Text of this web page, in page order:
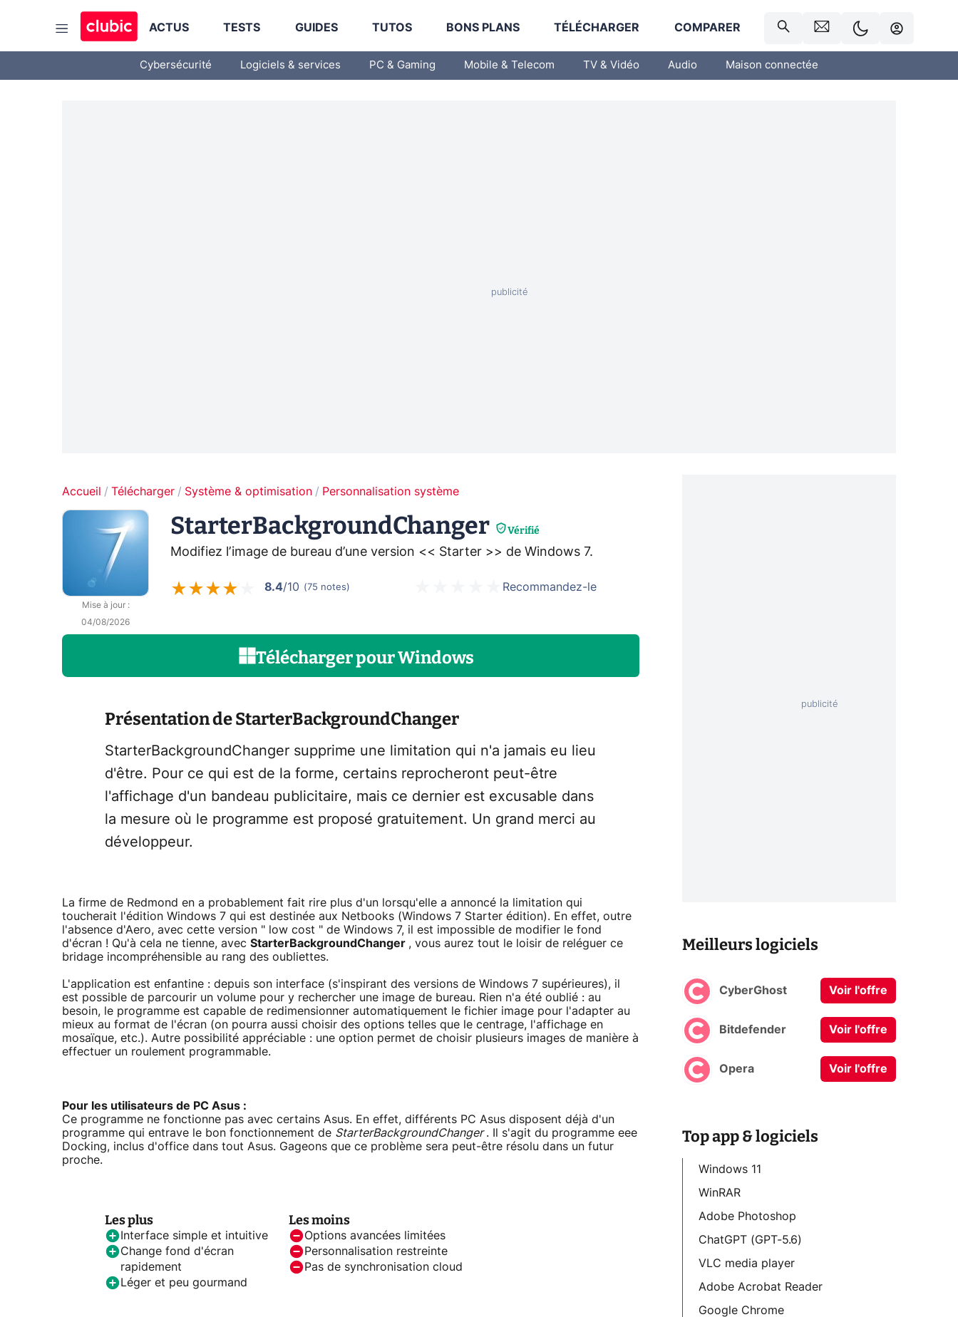
ACTUS TESTS GUIDES TUTOS BONS PLANS TÉLÉCHARGER COMPARER
Cybersécurité Logiciels & services PC & Gaming Mobile & Telecom TV & Vidéo Audio Maison connectée
Accueil Télécharger Système & optimisation Personnalisation système
Mise à jour:
04/08/2026
StarterBackgroundChanger Vérifié
Modifiez l’image de bureau d’une version << Starter >> de Windows 7.
8.4/10 (75 notes) Recommandez-le
TéléchargerpourWindows
Présentation de StarterBackgroundChanger
StarterBackgroundChanger supprime une limitation qui n'a jamais eu lieu
d'être. Pour ce qui est de la forme, certains reprocheront peut-être
l'affichage d'un bandeau publicitaire, mais ce dernier est excusable dans
la mesure où le programme est proposé gratuitement. Un grand merci au
développeur.
La firme de Redmond en a probablement fait rire plus d'un lorsqu'elle a annoncé la limitation qui
toucherait l'édition Windows 7 qui est destinée aux Netbooks (Windows 7 Starter édition). En effet, outre
l'absence d'Aero, avec cette version " low cost " de Windows 7, il est impossible de modifier le fond
d'écran ! Qu'à cela ne tienne, avec StarterBackgroundChanger , vous aurez tout le loisir de reléguer ce
bridage incompréhensible au rang des oubliettes.
L'application est enfantine : depuis son interface (s'inspirant des versions de Windows 7 supérieures), il
est possible de parcourir un volume pour y rechercher une image de bureau. Rien n'a été oublié : au
besoin, le programme est capable de redimensionner automatiquement le fichier image pour l'adapter au
mieux au format de l'écran (on pourra aussi choisir des options telles que le centrage, l'affichage en
mosaïque, etc.). Autre possibilité appréciable : une option permet de choisir plusieurs images de manière à
effectuer un roulement programmable.
Pour les utilisateurs de PC Asus :
Ce programme ne fonctionne pas avec certains Asus. En effet, différents PC Asus disposent déjà d'un
programme qui entrave le bon fonctionnement de StarterBackgroundChanger. Il s'agit du programme eee
Docking, inclus d'office dans tout Asus. Gageons que ce problème sera peut-être résolu dans un futur
proche.
Les plus
Interface simple et intuitive
Change fond d'écran
rapidement
Léger et peu gourmand
Les moins
Options avancées limitées
Personnalisation restreinte
Pas de synchronisation cloud
Meilleurs logiciels
CyberGhost Voir l'offre
Bitdefender Voir l'offre
Opera Voir l'offre
Top app & logiciels
Windows 11
WinRAR
Adobe Photoshop
ChatGPT (GPT-5.6)
VLC media player
Adobe Acrobat Reader
Google Chrome